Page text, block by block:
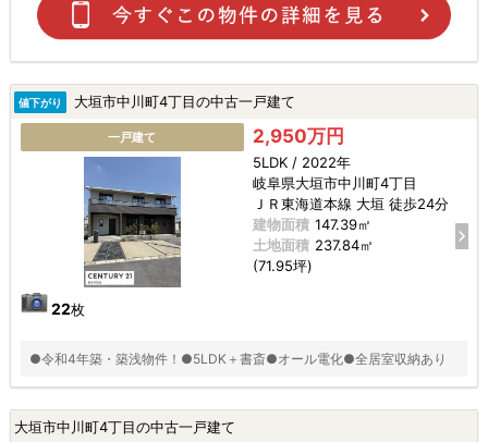
値下がり 大垣市中川町4丁目の中古一戸建て
一戸建て
22枚
2,950万円
5LDK / 2022年
岐阜県大垣市中川町4丁目
ＪＲ東海道本線 大垣 徒歩24分
建物面積 147.39㎡
土地面積 237.84㎡
(71.95坪)
●令和4年築・築浅物件！●5LDK＋書斎●オール電化●全居室収納あり
大垣市中川町4丁目の中古一戸建て